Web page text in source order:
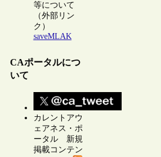
等について
（外部リン
ク）
saveMLAK
CAポータルにつ
いて
カレントアウ
ェアネス・ポ
ータル 新規
掲載コンテン